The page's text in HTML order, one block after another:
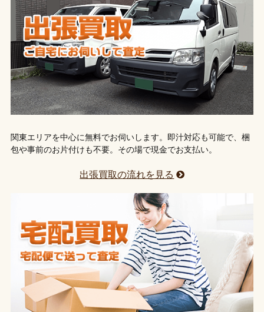
関東エリアを中心に無料でお伺いします。即汁対応も可能で、梱
包や事前のお片付けも不要。その場で現金でお支払い。
出張買取の流れを見る